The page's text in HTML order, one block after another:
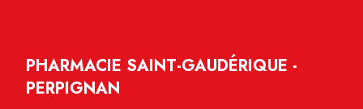
PHARMACIE SAINT-GAUDÉRIQUE -
PERPIGNAN